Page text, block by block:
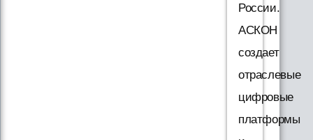
России.
АСКОН
создает
отраслевые
цифровые
платформы